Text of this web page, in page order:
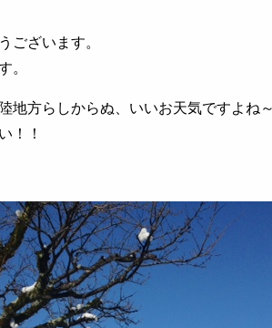
ございます。
。
地方らしからぬ、いいお天気ですよね
！！